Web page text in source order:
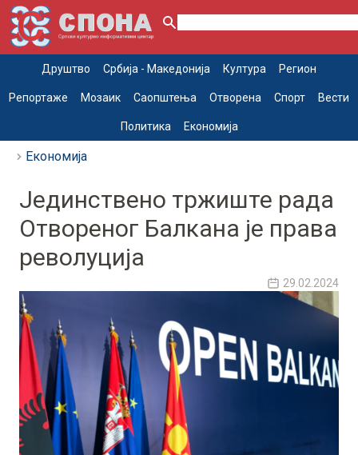
Друштво Србија - Македонија Култура Регион
Репортаже Мозаик Саопштења Отворена Спорт Вести
Политика Економија
Економија
Јединствено тржиште рада
Отвореног Балкана је права
револуција
29.02.2024